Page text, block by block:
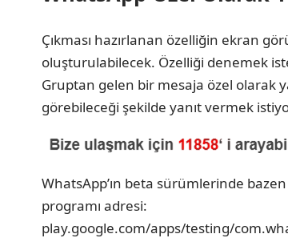
Çıkması hazırlanan özelliğin ekran
oluşturulabilecek. Özelliği denemek
Gruptan gelen bir mesaja özel olarak
görebileceği şekilde yanıt vermek
WhatsApp’ın beta sürümlerinde
programı adresi:
play.google.com/apps/testing/